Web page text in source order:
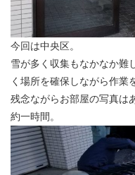
今回は中央区。
雪が多く収集もなかなか難
く場所を確保しながら作業
残念ながらお部屋の写真は
約一時間。